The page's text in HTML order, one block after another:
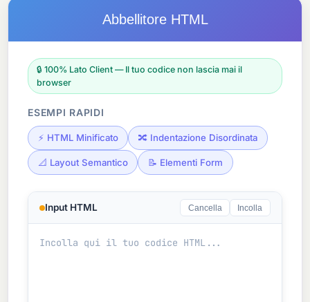
Abbellitore HTML
🔒 100% Lato Client — Il tuo codice non lascia mai il
browser
ESEMPI RAPIDI
⚡ HTML Minificato 🔀 Indentazione Disordinata
📐 Layout Semantico 📝 Elementi Form
Input HTML Cancella Incolla